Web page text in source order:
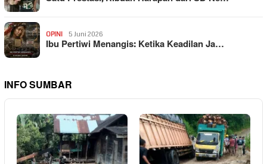
OPINI 5 Juni 2026
Ibu Pertiwi Menangis: Ketika Keadilan Ja…
INFO SUMBAR